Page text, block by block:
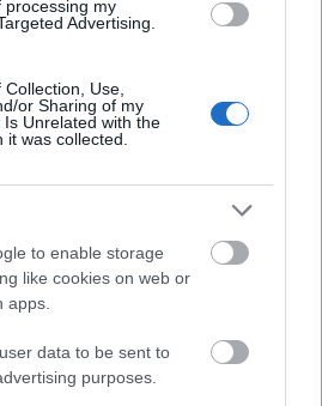
processing my
Advertising.
Use,
or Sharing of my
Unrelated with the
was collected.
to enable storage
like cookies on web or
apps.
data to be sent to
purposes.
fejleszt, szállít és támogat,
a dinamikusan fejlõdõ
hatékony menedzselésében.
a vállalatok számára a
gyors és költséghatékony
Financials megoldásunk \"best-
szoftver, amelyet úgy
iparág- vagy vállalatspecifikus
A CODA Financials valós idejű
kontrollt biztosít az emberi erőforrások,
fölött. A gyorsan változó
informatikai környezetekben az
alkotva kompromisszum-
modellezéséhez, a
riportoláshoz. Előre
pénzügyi-, számviteli, logisztikai és
előírásoknak megfelelő
webes elérhetőséggel, testre